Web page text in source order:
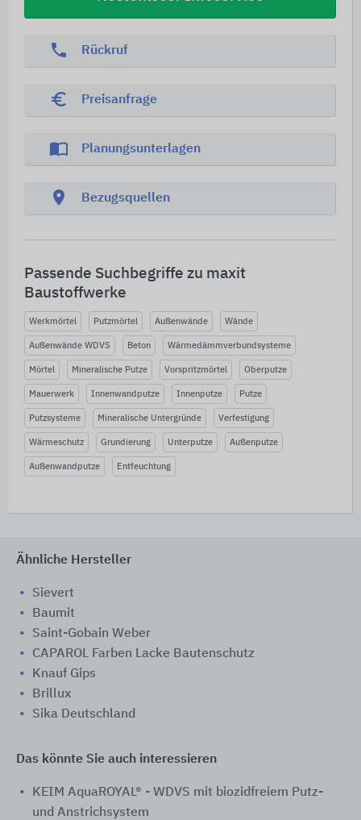
phone Rückruf
euro_symbol Preisanfrage
import_contacts Planungsunterlagen
location_on Bezugsquellen
Passende Suchbegriffe zu maxit
Baustoffwerke
Werkmörtel Putzmörtel Außenwände Wände
Außenwände WDVS Beton Wärmedämmverbundsysteme
Mörtel Mineralische Putze Vorspritzmörtel Oberputze
Mauerwerk Innenwandputze Innenputze Putze
Putzsysteme Mineralische Untergründe Verfestigung
Wärmeschutz Grundierung Unterputze Außenputze
Außenwandputze Entfeuchtung
Ähnliche Hersteller
Sievert
Baumit
Saint-Gobain Weber
CAPAROL Farben Lacke Bautenschutz
Knauf Gips
Brillux
Sika Deutschland
Das könnte Sie auch interessieren
KEIM AquaROYAL® - WDVS mit biozidfreiem Putz-
und Anstrichsystem